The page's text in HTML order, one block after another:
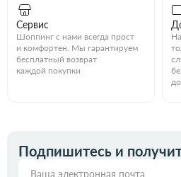
Сервис
Шоппинг с нами всегда прост
и комфортен. Мы гарантируем
бесплатный возврат
каждой покупки
Подпишитесь и